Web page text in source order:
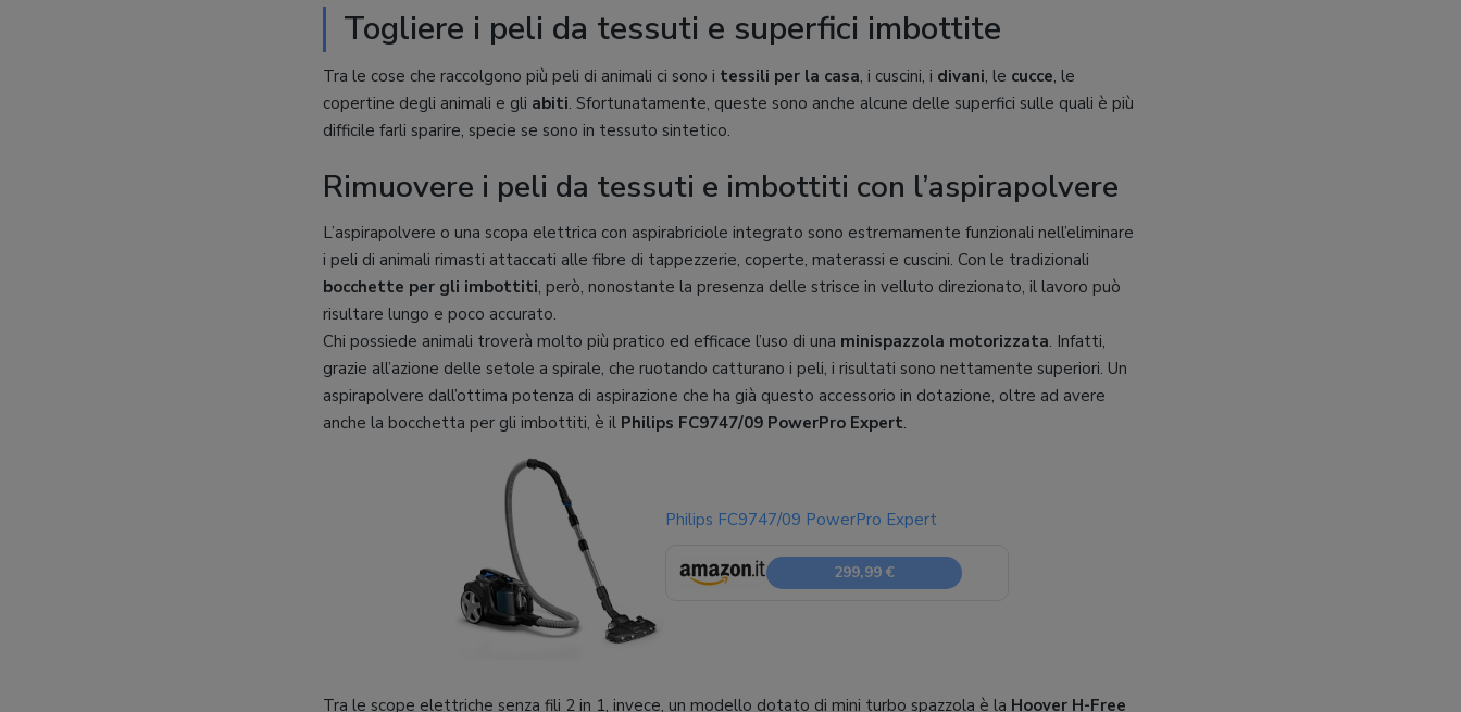
Togliere i peli da tessuti e superfici imbottite
Tra le cose che raccolgono più peli di animali ci sono i tessili per la casa, i cuscini, i divani, le cucce, le
copertine degli animali e gli abiti. Sfortunatamente, queste sono anche alcune delle superfici sulle quali è più
difficile farli sparire, specie se sono in tessuto sintetico.
Rimuovere i peli da tessuti e imbottiti con l’aspirapolvere
L’aspirapolvere o una scopa elettrica con aspirabriciole integrato sono estremamente funzionali nell’eliminare
i peli di animali rimasti attaccati alle fibre di tappezzerie, coperte, materassi e cuscini. Con le tradizionali
bocchette per gli imbottiti, però, nonostante la presenza delle strisce in velluto direzionato, il lavoro può
risultare lungo e poco accurato.
Chi possiede animali troverà molto più pratico ed efficace l’uso di una minispazzola motorizzata. Infatti,
grazie all’azione delle setole a spirale, che ruotando catturano i peli, i risultati sono nettamente superiori. Un
aspirapolvere dall’ottima potenza di aspirazione che ha già questo accessorio in dotazione, oltre ad avere
anche la bocchetta per gli imbottiti, è il Philips FC9747/09 PowerPro Expert.
Philips FC9747/09 PowerPro Expert
299,99 €
Tra le scope elettriche senza fili 2 in 1, invece, un modello dotato di mini turbo spazzola è la Hoover H-Free